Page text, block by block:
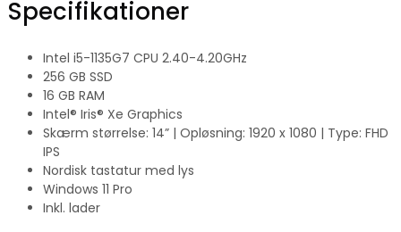
Specifikationer
Intel i5-1135G7 CPU 2.40-4.20GHz
256 GB SSD
16 GB RAM
Intel® Iris® Xe Graphics
Skærm størrelse: 14” | Opløsning: 1920 x 1080 | Type: FHD
IPS
Nordisk tastatur med lys
Windows 11 Pro
Inkl. lader